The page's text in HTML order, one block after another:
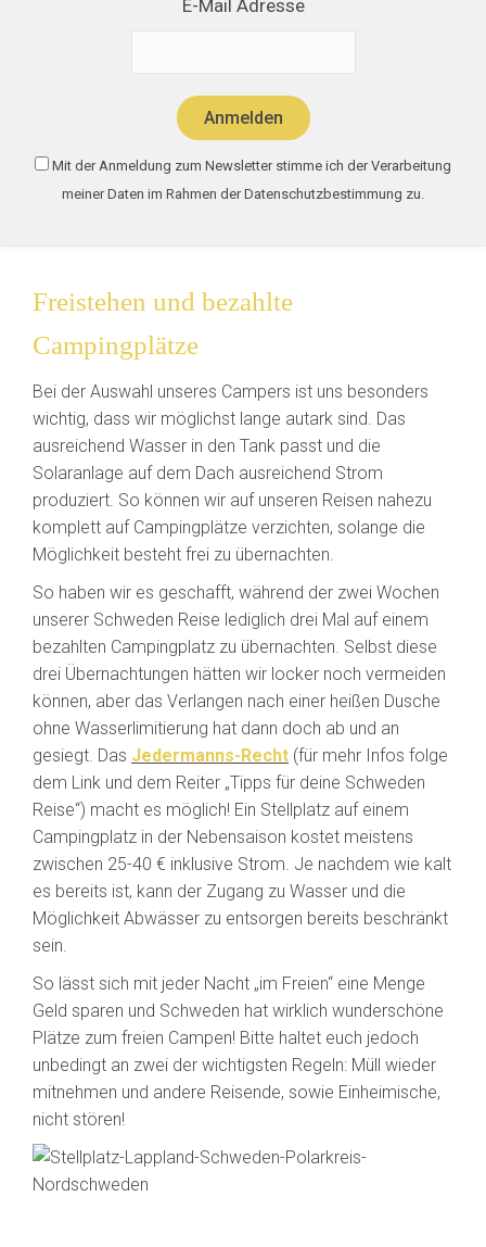
E-Mail Adresse
Mit der Anmeldung zum Newsletter stimme ich der Verarbeitung
meiner Daten im Rahmen der Datenschutzbestimmung zu.
Freistehen und bezahlte
Campingplätze
Bei der Auswahl unseres Campers ist uns besonders
wichtig, dass wir möglichst lange autark sind. Das
ausreichend Wasser in den Tank passt und die
Solaranlage auf dem Dach ausreichend Strom
produziert. So können wir auf unseren Reisen nahezu
komplett auf Campingplätze verzichten, solange die
Möglichkeit besteht frei zu übernachten.
So haben wir es geschafft, während der zwei Wochen
unserer Schweden Reise lediglich drei Mal auf einem
bezahlten Campingplatz zu übernachten. Selbst diese
drei Übernachtungen hätten wir locker noch vermeiden
können, aber das Verlangen nach einer heißen Dusche
ohne Wasserlimitierung hat dann doch ab und an
gesiegt. Das Jedermanns-Recht (für mehr Infos folge
dem Link und dem Reiter „Tipps für deine Schweden
Reise“) macht es möglich! Ein Stellplatz auf einem
Campingplatz in der Nebensaison kostet meistens
zwischen 25-40 € inklusive Strom. Je nachdem wie kalt
es bereits ist, kann der Zugang zu Wasser und die
Möglichkeit Abwässer zu entsorgen bereits beschränkt
sein.
So lässt sich mit jeder Nacht „im Freien“ eine Menge
Geld sparen und Schweden hat wirklich wunderschöne
Plätze zum freien Campen! Bitte haltet euch jedoch
unbedingt an zwei der wichtigsten Regeln: Müll wieder
mitnehmen und andere Reisende, sowie Einheimische,
nicht stören!